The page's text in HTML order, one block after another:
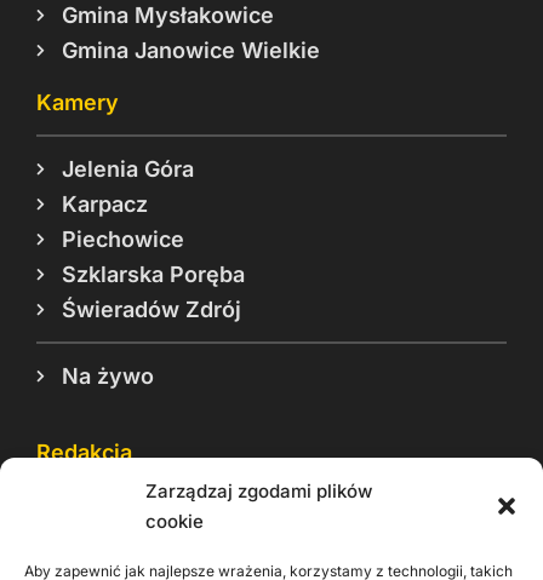
Zarządzaj zgodami plików
cookie
Aby zapewnić jak najlepsze wrażenia, korzystamy z technologii, takich
Gmina Mysłakowice
Gmina Janowice Wielkie
Kamery
Jelenia Góra
Karpacz
Piechowice
Szklarska Poręba
Świeradów Zdrój
Na żywo
Redakcja
Reklama